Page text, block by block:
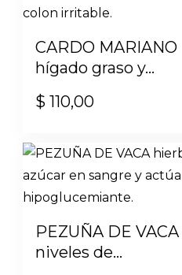
CARDO
hígado graso y...
$ 110,00
PEZUÑA DE
niveles de...